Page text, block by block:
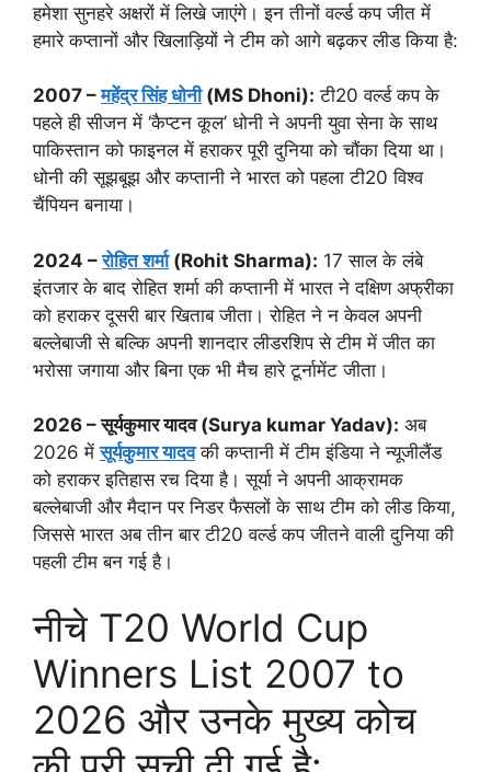
हमेशा सुनहरे अक्षरों में लिखे जाएंगे। इन तीनों वर्ल्ड कप जीत में
हमारे कप्तानों और खिलाड़ियों ने टीम को आगे बढ़कर लीड किया है:
2007 –महेंद्र सिंह धोनी(MS Dhoni): टी20 वर्ल्ड कप के
पहले ही सीजन में ‘कैप्टन कूल’ धोनी ने अपनी युवा सेना के साथ
पाकिस्तान को फाइनल में हराकर पूरी दुनिया को चौंका दिया था।
धोनी की सूझबूझ और कप्तानी ने भारत को पहला टी20 विश्व
चैंपियन बनाया।
2024 –रोहित शर्मा(Rohit Sharma): 17 साल के लंबे
इंतजार के बाद रोहित शर्मा की कप्तानी में भारत ने दक्षिण अफ्रीका
को हराकर दूसरी बार खिताब जीता। रोहित ने न केवल अपनी
बल्लेबाजी से बल्कि अपनी शानदार लीडरशिप से टीम में जीत का
भरोसा जगाया और बिना एक भी मैच हारे टूर्नामेंट जीता।
2026 – सूर्यकुमार यादव (Surya kumar Yadav): अब
2026 मेंसूर्यकुमार यादवकी कप्तानी में टीम इंडिया ने न्यूजीलैंड
को हराकर इतिहास रच दिया है। सूर्या ने अपनी आक्रामक
बल्लेबाजी और मैदान पर निडर फैसलों के साथ टीम को लीड किया,
जिससे भारत अब तीन बार टी20 वर्ल्ड कप जीतने वाली दुनिया की
पहली टीम बन गई है।
नीचे T20 World Cup
Winners List 2007 to
2026 और उनके मुख्य कोच